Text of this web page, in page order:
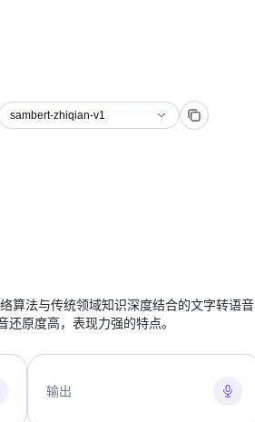
sambert-zhiqian-v1
算法与传统领域知识深度结合的文字转语音
原度高，表现力强的特点。
输出